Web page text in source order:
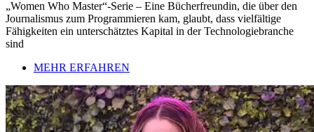
„Women Who Master“-Serie – Eine Bücherfreundin, die über den
Journalismus zum Programmieren kam, glaubt, dass vielfältige
Fähigkeiten ein unterschätztes Kapital in der Technologiebranche
sind
MEHR ERFAHREN